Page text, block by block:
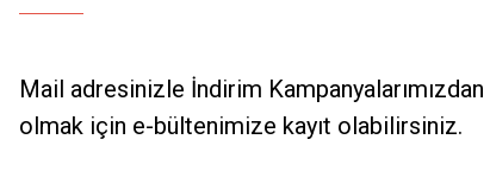
Mail adresinizle İndirim
olmak için e-bültenimize kayıt olabilirsiniz.